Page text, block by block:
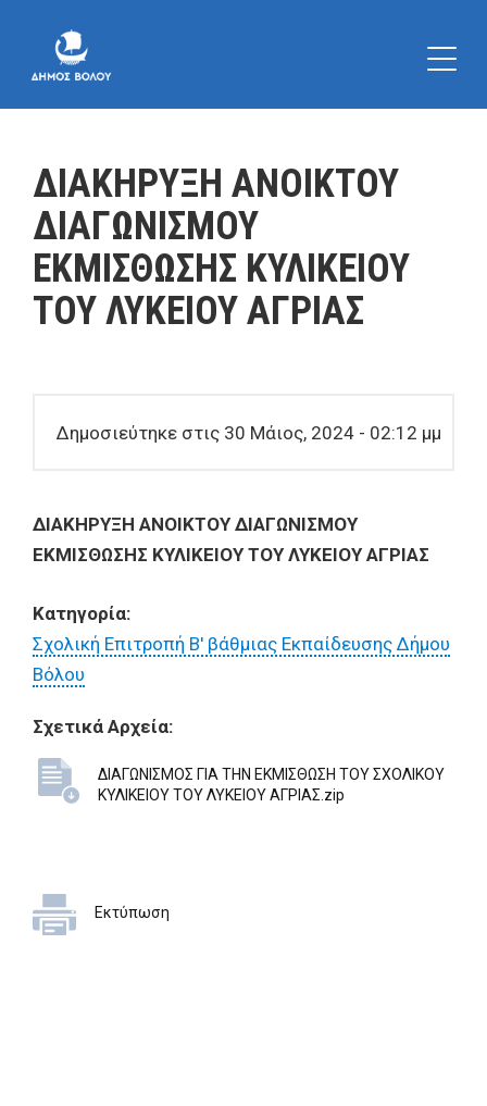
ΔΙΑΚΗΡΥΞΗ ΑΝΟΙΚΤΟΥ
ΔΙΑΓΩΝΙΣΜΟΥ
ΕΚΜΙΣΘΩΣΗΣ ΚΥΛΙΚΕΙΟΥ
ΤΟΥ ΛΥΚΕΙΟΥ ΑΓΡΙΑΣ
Δημοσιεύτηκε στις 30 Μάιος, 2024 - 02:12 μμ
ΔΙΑΚΗΡΥΞΗ ΑΝΟΙΚΤΟΥ ΔΙΑΓΩΝΙΣΜΟΥ
ΕΚΜΙΣΘΩΣΗΣ ΚΥΛΙΚΕΙΟΥ ΤΟΥ ΛΥΚΕΙΟΥ ΑΓΡΙΑΣ
Κατηγορία:
Σχολική Επιτροπή Β' βάθμιας Εκπαίδευσης Δήμου
Βόλου
Σχετικά Αρχεία:
ΔΙΑΓΩΝΙΣΜΟΣ ΓΙΑ ΤΗΝ ΕΚΜΙΣΘΩΣΗ ΤΟΥ ΣΧΟΛΙΚΟΥ
ΚΥΛΙΚΕΙΟΥ ΤΟΥ ΛΥΚΕΙΟΥ ΑΓΡΙΑΣ.zip
Εκτύπωση